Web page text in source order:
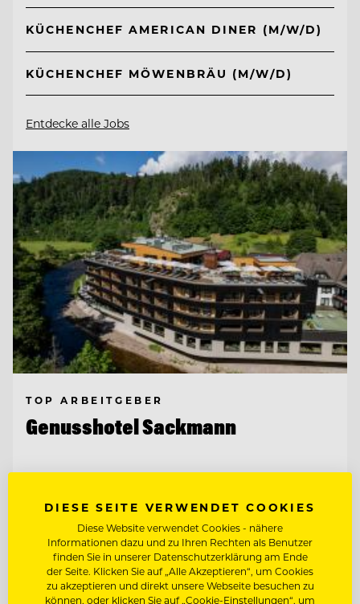
KÜCHENCHEF AMERICAN DINER (M/W/D)
KÜCHENCHEF MÖWENBRÄU (M/W/D)
Entdecke alle Jobs
TOP ARBEITGEBER
Genusshotel Sackmann
CHEF PÂTISSIER/KONDITOR
REZEPTIONSLEITUNG
DIESE SEITE VERWENDET COOKIES
Diese Website verwendet Cookies - nähere
Informationen dazu und zu Ihren Rechten als Benutzer
finden Sie in unserer Datenschutzerklärung am Ende
der Seite. Klicken Sie auf „Alle Akzeptieren“, um Cookies
zu akzeptieren und direkt unsere Webseite besuchen zu
können, oder klicken Sie auf „Cookie-Einstellungen“, um